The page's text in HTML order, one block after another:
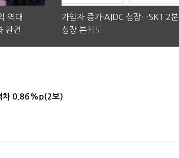
역대
관건
가입자 증가·AIDC 성장…SKT 2
성장 본궤도
차 0.86%p(2보)